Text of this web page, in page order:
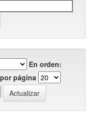
En orden:
página